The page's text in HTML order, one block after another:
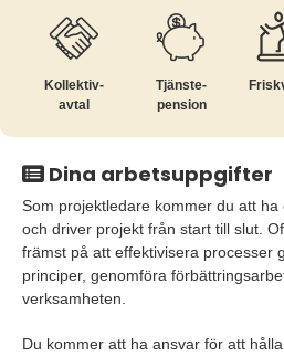
Kollektiv­
avtal
Tjänste­
pension
Dina arbetsuppgifter
Som projektledare kommer du att
och driver projekt från start till slut.
främst på att effektivisera processer
principer, genomföra
verksamheten.
Du kommer att ha ansvar för att